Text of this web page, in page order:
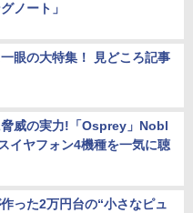
ノート」
眼の大特集！ 見どころ記事
威の実力!「Osprey」Nobl
イヤフォン4機種を一気に聴
った2万円台の“小さなピュ